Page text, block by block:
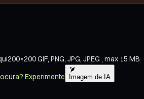
200×200GIF, PNG, JPG, JPEG , max 15 MB
Experimente
Imagem de IA